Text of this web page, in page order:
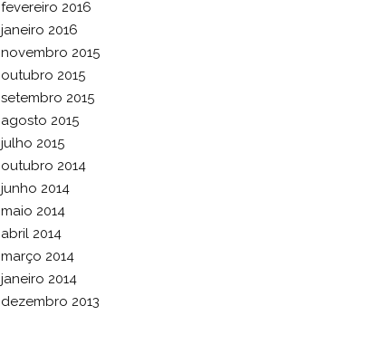
fevereiro 2016
janeiro 2016
novembro 2015
outubro 2015
setembro 2015
agosto 2015
julho 2015
outubro 2014
junho 2014
maio 2014
abril 2014
março 2014
janeiro 2014
dezembro 2013